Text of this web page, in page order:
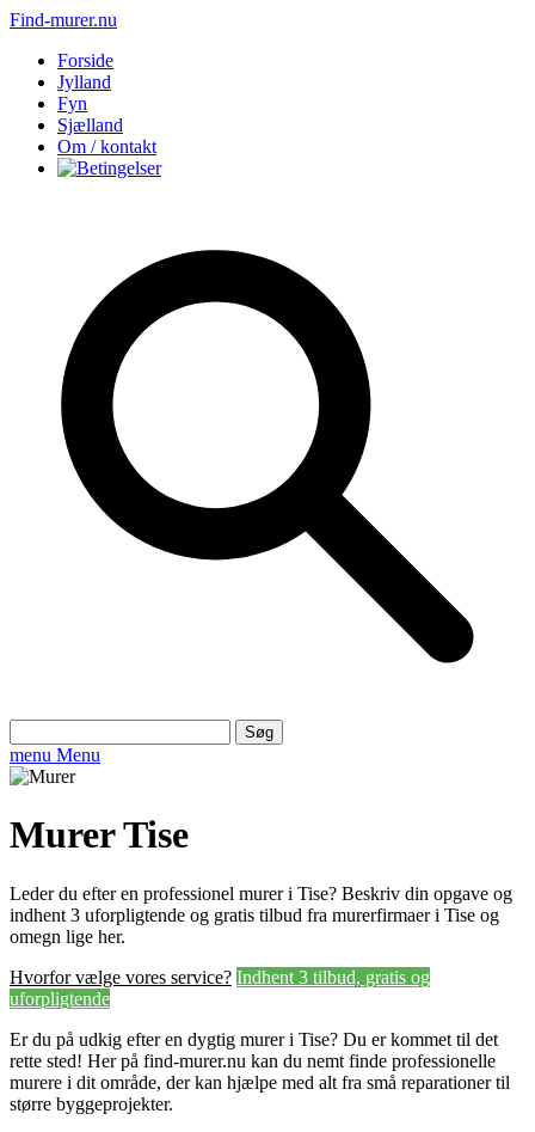
Find-murer.nu
Forside
Jylland
Fyn
Sjælland
Om / kontakt
efter:
menu Menu
Murer Tise
Leder du efter en professionel murer i Tise? Beskriv din opgave og
indhent 3 uforpligtende og gratis tilbud fra murerfirmaer i Tise og
omegn lige her.
Hvorfor vælge vores service? Indhent 3 tilbud, gratis og
uforpligtende
Er du på udkig efter en dygtig murer i Tise? Du er kommet til det
rette sted! Her på find-murer.nu kan du nemt finde professionelle
murere i dit område, der kan hjælpe med alt fra små reparationer til
større byggeprojekter.